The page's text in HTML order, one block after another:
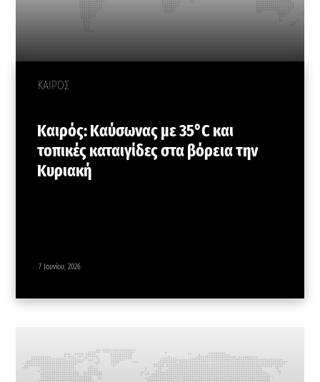
ΚΑΙΡΟΣ
Καιρός: Καύσωνας με 35°C και
τοπικές καταιγίδες στα βόρεια την
Κυριακή
7 Ιουνίου, 2026